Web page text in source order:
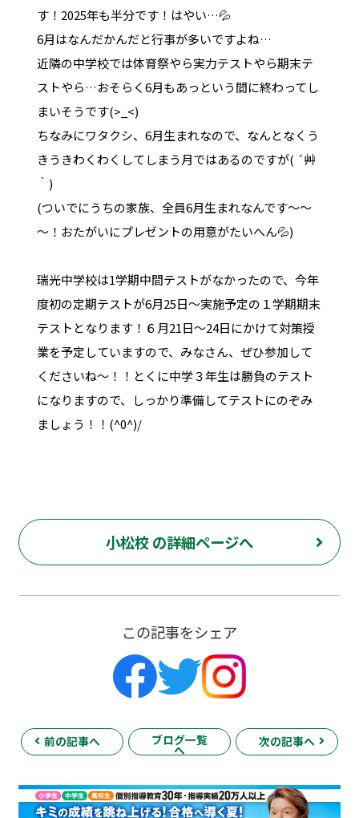
す！2025年も半分です！はやい…💦
6月はなんだかんだと行事が多いですよね…
近隣の中学校では体育祭やら実力テストやら期末テ
ストやら…おそらく6月もあっという間に終わってし
まいそうです(>_<)
ちなみにワタクシ、6月生まれなので、なんとなくう
きうきわくわくしてしまう月ではあるのですが( ´艸
｀)
(ついでにうちの家族、全員6月生まれなんです～～
～！おたがいにプレゼントの用意がたいへん💦)
瑞光中学校は1学期中間テストがなかったので、今年
度初の定期テストが6月25日～実施予定の１学期期末
テストとなります！６月21日～24日にかけて対策授
業を予定していますので、みなさん、ぜひ参加して
くださいね～！！とくに中学３年生は勝負のテスト
になりますので、しっかり準備してテストにのぞみ
ましょう！！(^0^)/
小松校 の詳細ページへ
この記事をシェア
前の記事へ ブログ一覧
へ
次の記事へ